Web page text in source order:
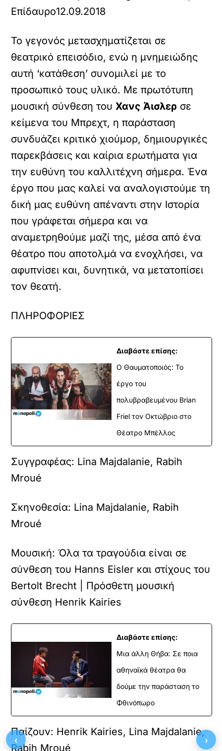
Επίδαυρο12.09.2018
Το γεγονός μετασχηματίζεται σε
θεατρικό επεισόδιο, ενώ η μνημειώδης
αυτή ‘κατάθεση’ συνομιλεί με το
προσωπικό τους υλικό. Με πρωτότυπη
μουσική σύνθεση τουΧανς Άισλερ σε
κείμενα του Μπρεχτ, η παράσταση
συνδυάζει κριτικό χιούμορ, δημιουργικές
παρεκβάσεις και καίρια ερωτήματα για
την ευθύνη του καλλιτέχνη σήμερα. Ένα
έργο που μας καλεί να αναλογιστούμε τη
δική μας ευθύνη απέναντι στην Ιστορία
που γράφεται σήμερα και να
αναμετρηθούμε μαζί της, μέσα από ένα
θέατρο που αποτολμά να ενοχλήσει, να
αφυπνίσει και, δυνητικά, να μετατοπίσει
τον θεατή.
ΠΛΗΡΟΦΟΡΙΕΣ
Διαβάστε επίσης:
Ο Θαυματοποιός: Το
έργο του
πολυβραβευμένου Brian
Friel τον Οκτώβριο στο
Θέατρο Μπέλλος
Συγγραφέας: Lina Majdalanie, Rabih
Mroué
Σκηνοθεσία: Lina Majdalanie, Rabih
Mroué
Μουσική: Όλα τα τραγούδια είναι σε
σύνθεση του Hanns Eisler και στίχους του
Bertolt Brecht | Πρόσθετη μουσική
σύνθεση Henrik Kairies
Διαβάστε επίσης:
Μια άλλη Θήβα: Σε ποια
αθηναϊκά θέατρα θα
δούμε την παράσταση το
Φθινόπωρο
Παίζουν: Henrik Kairies, Lina Majdalanie,
Rabih Mroué
‹ ›